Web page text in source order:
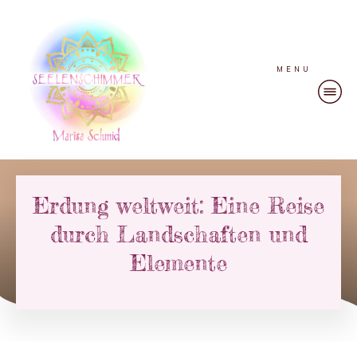
MENU
Erdung weltweit: Eine Reise
durch Landschaften und
Elemente